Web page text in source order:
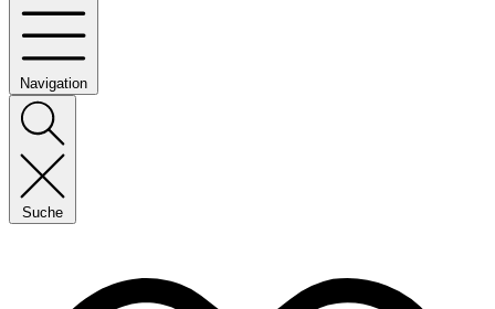
Navigation
Suche